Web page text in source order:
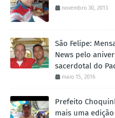
novembro 30, 2013
São Felipe:
News pelo
sacerdotal do
maio 15, 2016
Prefeito
mais uma